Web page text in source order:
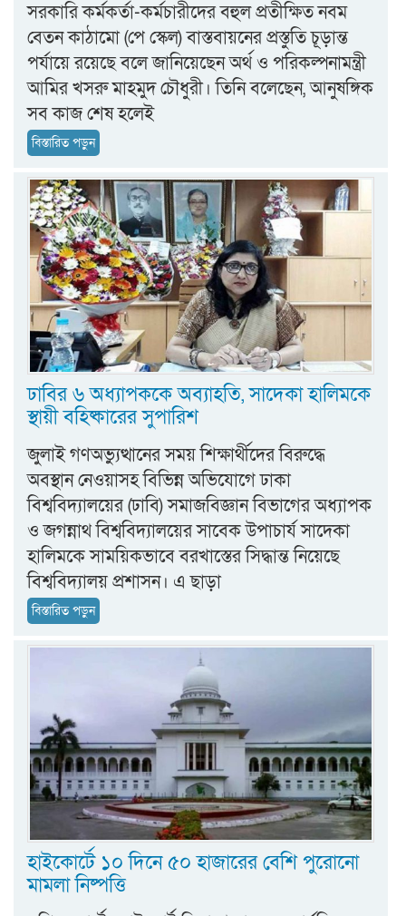
সরকারি কর্মকর্তা-কর্মচারীদের বহুল প্রতীক্ষিত নবম
বেতন কাঠামো (পে স্কেল) বাস্তবায়নের প্রস্তুতি চূড়ান্ত
পর্যায়ে রয়েছে বলে জানিয়েছেন অর্থ ও পরিকল্পনামন্ত্রী
আমির খসরু মাহমুদ চৌধুরী। তিনি বলেছেন, আনুষঙ্গিক
সব কাজ শেষ হলেই
বিস্তারিত পড়ুন
ঢাবির ৬ অধ্যাপককে অব্যাহতি, সাদেকা হালিমকে
স্থায়ী বহিষ্কারের সুপারিশ
জুলাই গণঅভ্যুত্থানের সময় শিক্ষার্থীদের বিরুদ্ধে
অবস্থান নেওয়াসহ বিভিন্ন অভিযোগে ঢাকা
বিশ্ববিদ্যালয়ের (ঢাবি) সমাজবিজ্ঞান বিভাগের অধ্যাপক
ও জগন্নাথ বিশ্ববিদ্যালয়ের সাবেক উপাচার্য সাদেকা
হালিমকে সাময়িকভাবে বরখাস্তের সিদ্ধান্ত নিয়েছে
বিশ্ববিদ্যালয় প্রশাসন। এ ছাড়া
বিস্তারিত পড়ুন
হাইকোর্টে ১০ দিনে ৫০ হাজারের বেশি পুরোনো
মামলা নিষ্পত্তি